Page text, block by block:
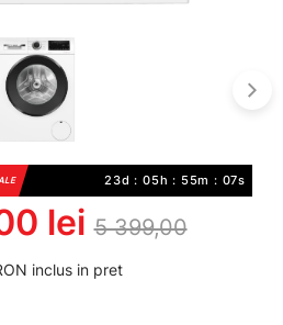
23d : 05h : 55m : 07s
lei 5 399,00
inclus in pret